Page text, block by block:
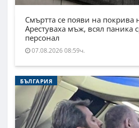
Смъртта се появи на покрива
Арестуваха мъж, всял паника
персонал
07.08.2026 08:59ч.
БЪЛГАРИЯ